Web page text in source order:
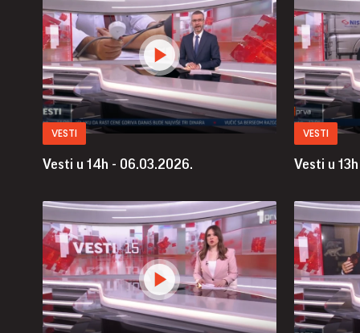
VESTI
Vesti u 14h - 06.03.2026.
VESTI
Vesti u